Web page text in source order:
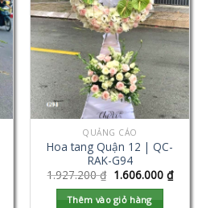
QUẢNG CÁO
Hoa tang Quận 12 | QC-
RAK-G94
1.927.200₫ 1.606.000 ₫
Thêm vào giỏ hàng